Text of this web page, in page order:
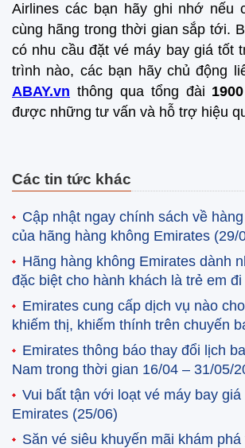
Airlines các bạn hãy ghi nhớ nếu
cùng hãng trong thời gian sắp tới.
có nhu cầu đặt vé máy bay giá tốt
trình nào, các bạn hãy chủ động
ABAY.vn thông qua tổng đài
được những tư vấn và hỗ trợ hiệu
Các tin tức khác
Cập nhật ngay chính sách về
của hãng hàng không Emirates (29/
Hãng hàng không Emirates dành
đặc biệt cho hành khách là trẻ em
Emirates cung cấp dịch vụ nào
khiếm thị, khiếm thính trên chuyến
Emirates thông báo thay đổi lịch
Nam trong thời gian 16/04 – 31/05/
Vui bất tận với loạt vé máy bay giá
Emirates (25/06)
Săn vé siêu khuyến mãi khám